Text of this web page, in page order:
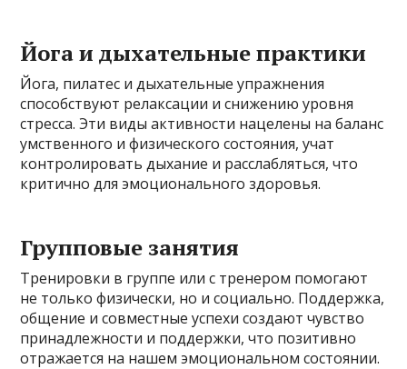
Йога и дыхательные практики
Йога, пилатес и дыхательные упражнения
способствуют релаксации и снижению уровня
стресса. Эти виды активности нацелены на баланс
умственного и физического состояния, учат
контролировать дыхание и расслабляться, что
критично для эмоционального здоровья.
Групповые занятия
Тренировки в группе или с тренером помогают
не только физически, но и социально. Поддержка,
общение и совместные успехи создают чувство
принадлежности и поддержки, что позитивно
отражается на нашем эмоциональном состоянии.